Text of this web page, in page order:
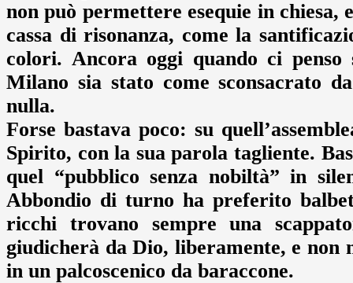
non può permettere esequie in chiesa,
cassa di risonanza, come la
colori. Ancora oggi quando ci
Milano sia stato come sconsacrato
nulla.
Forse bastava poco: su
Spirito, con la sua parola tagliente.
quel “pubblico senza nobiltà” in
Abbondio di turno ha preferito
ricchi trovano sempre una
giudicherà da Dio, liberamente, e non
in un palcoscenico da baraccone.